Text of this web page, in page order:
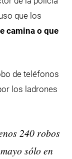
que los
camina o que
de teléfonos
los ladrones
240 robos
sólo en